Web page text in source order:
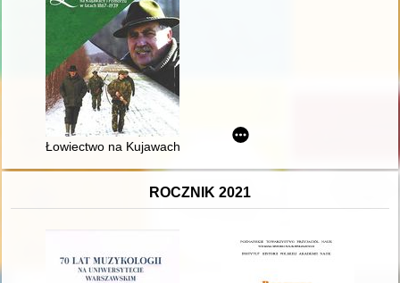
Łowiectwo na Kujawach i Pomorzu w latach 1867-1939
ROCZNIK 2021